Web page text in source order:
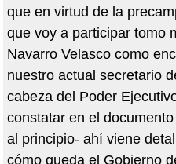
que en virtud de la
que voy a participar tomo
Navarro Velasco como
nuestro actual secretario
cabeza del Poder
constatar en el
al principio- ahí viene
cómo queda el Gobierno